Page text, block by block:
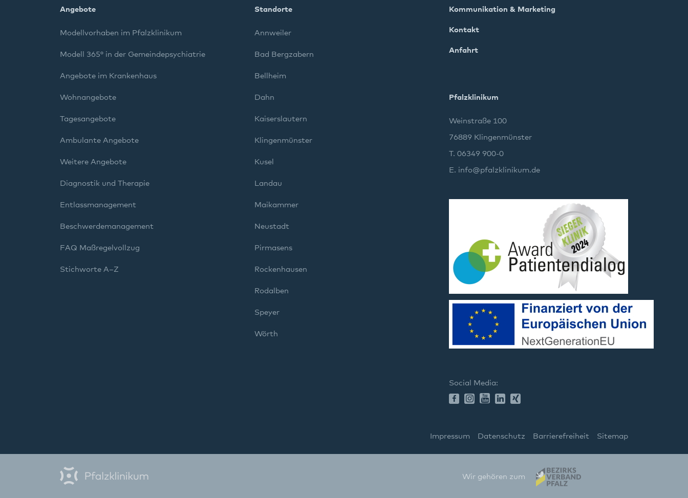
Angebote
Modellvorhaben im Pfalzklinikum
Modell 365° in der Gemeindepsychiatrie
Angebote im Krankenhaus
Wohnangebote
Tagesangebote
Ambulante Angebote
Weitere Angebote
Diagnostik und Therapie
Entlassmanagement
Beschwerdemanagement
FAQ Maßregelvollzug
Stichworte A–Z
Standorte
Annweiler
Bad Bergzabern
Bellheim
Dahn
Kaiserslautern
Klingenmünster
Kusel
Landau
Maikammer
Neustadt
Pirmasens
Rockenhausen
Rodalben
Speyer
Wörth
Kommunikation & Marketing
Kontakt
Anfahrt
Pfalzklinikum
Weinstraße 100
76889 Klingenmünster
T. 06349 900-0
E. info@pfalzklinikum.de
Social Media:
Impressum Datenschutz Barrierefreiheit Sitemap
Wir gehören zum